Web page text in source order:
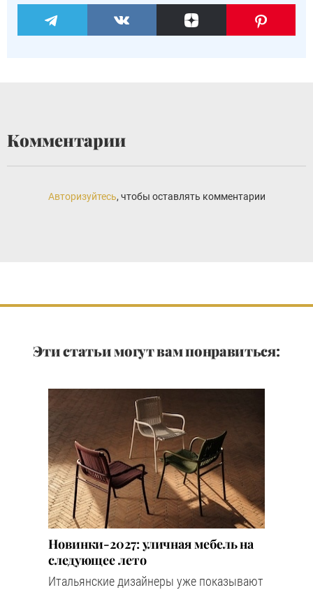
Комментарии
Авторизуйтесь, чтобы оставлять комментарии
Эти статьи могут вам понравиться:
Новинки-2027: уличная мебель на
следующее лето
Итальянские дизайнеры уже показывают